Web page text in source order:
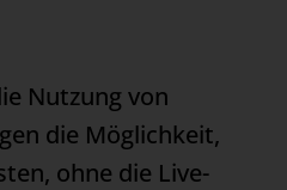
Nutzung von
die Möglichkeit,
ohne die Live-